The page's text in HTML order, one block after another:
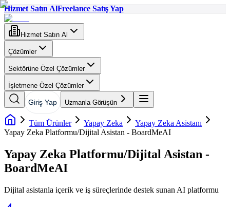
Hizmet Satın AlFreelance Satış Yap
Hizmet Satın Al
Çözümler
Sektörüne Özel Çözümler
İşletmene Özel Çözümler
Giriş Yap Uzmanla Görüşün
Tüm Ürünler Yapay Zeka
Yapay Zeka Asistanı
Yapay Zeka Platformu/Dijital Asistan - BoardMeAI
Yapay Zeka Platformu/Dijital Asistan -
BoardMeAI
Dijital asistanla içerik ve iş süreçlerinde destek sunan AI platformu